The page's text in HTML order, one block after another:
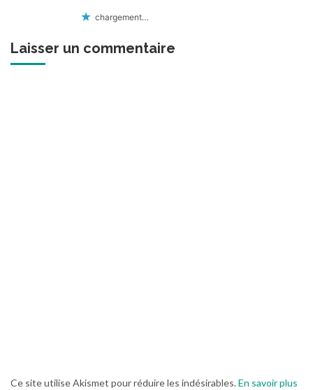
chargement…
Laisser un commentaire
Ce site utilise Akismet pour réduire les indésirables.En savoir plus